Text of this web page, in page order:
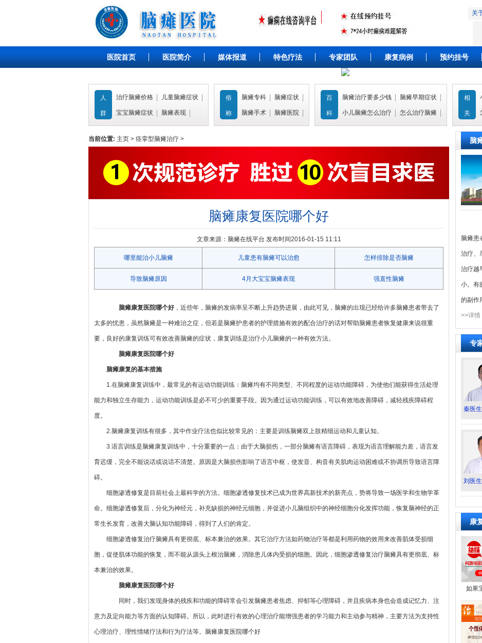
关
医院首页 医院简介 媒体报道 特色疗法 专家团队 康复病例 预约挂号
人
群
治疗脑瘫价格 儿童脑瘫症状
宝宝脑瘫症状 脑瘫表现
俗
称
脑瘫专科 脑瘫症状
脑瘫手术 脑瘫医院
百
科
脑瘫治疗要多少钱 脑瘫早期症状
小儿脑瘫怎么治疗 怎么治疗脑瘫
相
关
当前位置: 主页 > 痉挛型脑瘫治疗 >
脑瘫康复医院哪个好
文章来源：脑瘫在线平台 发布时间2016-01-15 11:11
哪里能治小儿脑瘫 儿童患有脑瘫可以治愈 怎样排除是否脑瘫
导致脑瘫原因 4月大宝宝脑瘫表现 强直性脑瘫
脑瘫康复医院哪个好 ，近些年，脑瘫的发病率呈不断上升趋势进展，由此可见，脑瘫的出现已经给许多脑瘫患者带去了
太多的忧患，虽然脑瘫是一种难治之症，但若是脑瘫护患者的护理措施有效的配合治疗的话对帮助脑瘫患者恢复健康来说很重
要，良好的康复训练可有效改善脑瘫的症状，康复训练是治疗小儿脑瘫的一种有效方法。
脑瘫康复医院哪个好
脑瘫康复的基本措施
1.在脑瘫康复训练中，最常见的有运动功能训练：脑瘫均有不同类型、不同程度的运动功能障碍，为使他们能获得生活处理
能力和独立生存能力，运动功能训练是必不可少的重要手段。因为通过运动功能训练，可以有效地改善障碍，减轻残疾障碍程
度。
2.脑瘫康复训练有很多，其中作业疗法也似比较常见的：主要是训练脑瘫双上肢精细运动和儿童认知。
3.语言训练是脑瘫康复训练中，十分重要的一点：由于大脑损伤，一部分脑瘫有语言障碍，表现为语言理解能力差，语言发
育迟缓，完全不能说话或说话不清楚。原因是大脑损伤影响了语言中枢，使发音、构音有关肌肉运动困难或不协调所导致语言障
碍。
细胞渗透修复是目前社会上最科学的方法。细胞渗透修复技术已成为世界高新技术的新亮点，势将导致一场医学和生物学革
命。细胞渗透修复后，分化为神经元，补充缺损的神经元细胞，并促进小儿脑组织中的神经细胞分化发挥功能，恢复脑神经的正
常生长发育，改善大脑认知功能障碍，得到了人们的肯定。
细胞渗透修复治疗脑瘫具有更彻底、标本兼治的效果。其它治疗方法如药物治疗等都是利用药物的效用来改善肌体受损细
胞，促使肌体功能的恢复，而不能从源头上根治脑瘫，消除患儿体内受损的细胞。因此，细胞渗透修复治疗脑瘫具有更彻底、标
本兼治的效果。
脑瘫康复医院哪个好
同时，我们发现身体的残疾和功能的障碍常会引发脑瘫患者焦虑、抑郁等心理障碍，并且疾病本身也会造成记忆力、注
意力及定向能力等方面的认知障碍。所以，此时进行有效的心理治疗能增强患者的学习能力和主动参与精神，主要方法为支持性
心理治疗、理性情绪疗法和行为疗法等。脑瘫康复医院哪个好
脑
脑瘫患
治疗、
治疗越
小。有
的副作
>>详情
专
秦医生
刘医生
康
如果